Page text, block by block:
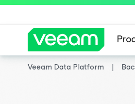
Veeam Data Platform